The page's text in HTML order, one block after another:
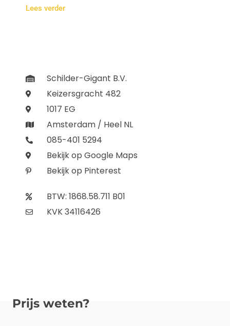
Lees verder
Schilder-Gigant B.V.
Keizersgracht 482
1017 EG
Amsterdam / Heel NL
085-401 5294
Bekijk op Google Maps
Bekijk op Pinterest
BTW: 1868.58.711 B01
KVK 34116426
Prijs weten?